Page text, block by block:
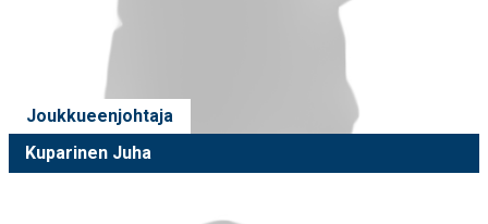
Joukkueenjohtaja
Kuparinen Juha